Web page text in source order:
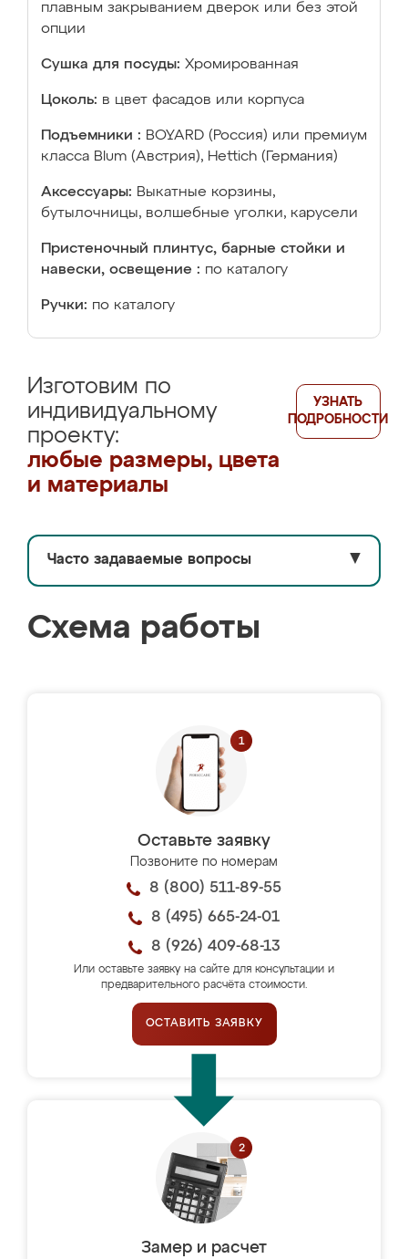
плавным закрыванием дверок или без этой
опции
Сушка для посуды: Хромированная
Цоколь: в цвет фасадов или корпуса
Подъемники : BOYARD (Россия) или премиум
класса Blum (Австрия), Hettich (Германия)
Аксессуары: Выкатные корзины,
бутылочницы, волшебные уголки, карусели
Пристеночный плинтус, барные стойки и
навески, освещение : по каталогу
Ручки: по каталогу
Изготовим по
индивидуальному
проекту:
любые размеры, цвета
и материалы
УЗНАТЬ
ПОДРОБНОСТИ
Часто задаваемые вопросы ▼
Схема работы
Оставьте заявку
Позвоните по номерам
8 (800) 511-89-55
8 (495) 665-24-01
8 (926) 409-68-13
Или оставьте заявку на сайте для консультации и
предварительного расчёта стоимости.
ОСТАВИТЬ ЗАЯВКУ
Замер и расчет